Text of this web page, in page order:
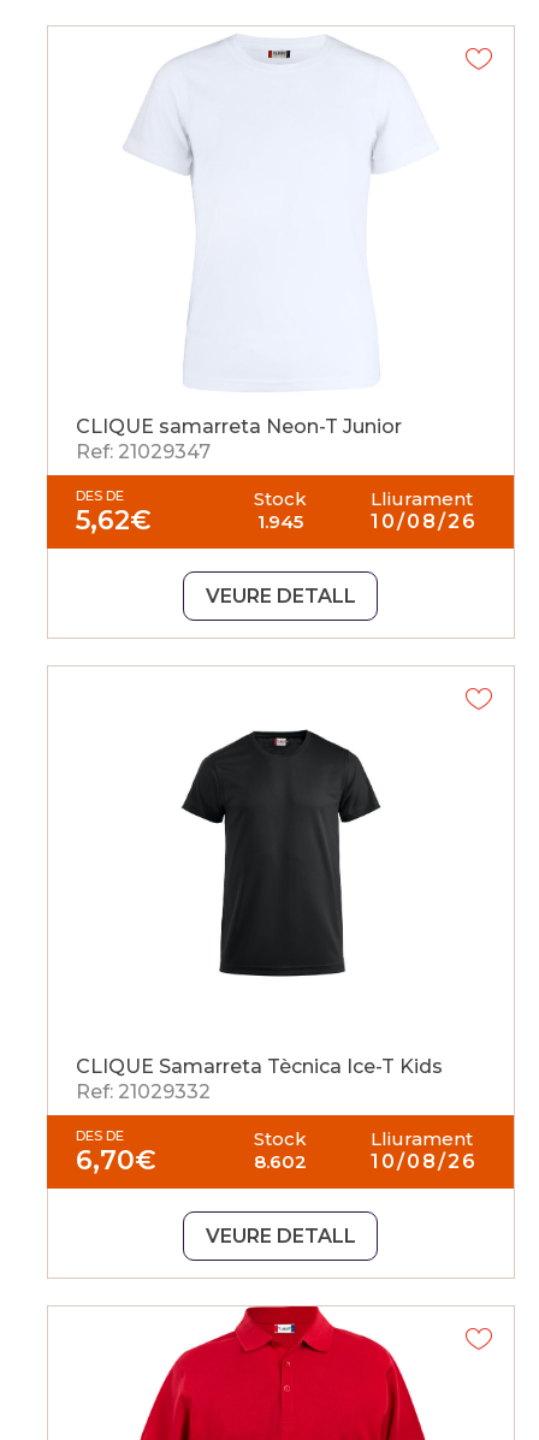
CLIQUE samarreta Neon-T Junior
Ref: 21029347
DES DE
5,62€
Stock
1.945
Lliurament
10/08/26
VEURE DETALL
CLIQUE Samarreta Tècnica Ice-T Kids
Ref: 21029332
DES DE
6,70€
Stock
8.602
Lliurament
10/08/26
VEURE DETALL